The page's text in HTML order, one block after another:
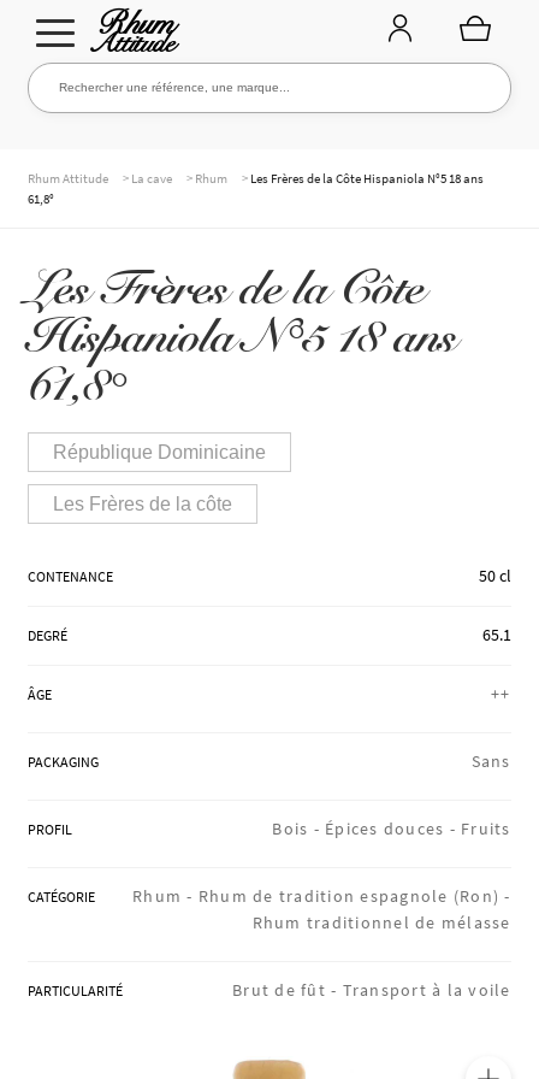
Aller
à
Aller
au
Rechercher une référence, une marque...
Rechercher
NOS RHUMS
WHISKIES & +
MARQUES
BOUTIQUE LOIRET
Rhum Attitude > La cave > Rhum > Les Frères de la Côte Hispaniola N°5 18 ans
61,8°
Les Frères de la Côte
Hispaniola N°5 18 ans
61,8°
République Dominicaine
Les Frères de la côte
CONTENANCE 50 cl
DEGRÉ 65.1
ÂGE ++
PACKAGING Sans
PROFIL Bois - Épices douces - Fruits
CATÉGORIE Rhum - Rhum de tradition espagnole (Ron) -
Rhum traditionnel de mélasse
PARTICULARITÉ Brut de fût - Transport à la voile